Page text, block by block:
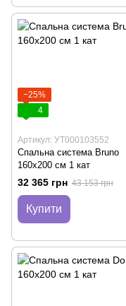
−25%
4
Артикул: УТ000103552
Спальна система Bruno
160х200 см 1 кат
32 365 грн 43 153 грн
Купити